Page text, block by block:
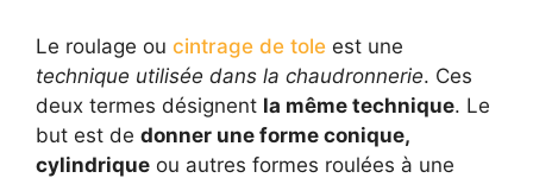
Le roulage ou cintrage de tole est une
technique utilisée dans la chaudronnerie. Ces
deux termes désignent la même technique. Le
but est de donner une forme conique,
cylindrique ou autres formes roulées à une